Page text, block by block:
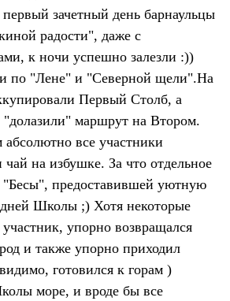
зачетный день барнаульцы
радости", даже с
к ночи успешно залезли :))
по "Лене" и "Северной щели".На
Первый Столб, а
маршрут на Втором.
все участники
на избушке. За что отдельное
"Бесы", предоставившей уютную
дней Школы ;) Хотя некоторые
упорно возвращался
и также упорно приходил
готовился к горам )
море, и вроде бы все